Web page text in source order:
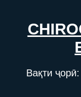
Вақти ҷорӣ: